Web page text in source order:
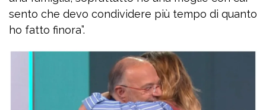
sento che devo condividere più tempo di quanto
ho fatto finora”.